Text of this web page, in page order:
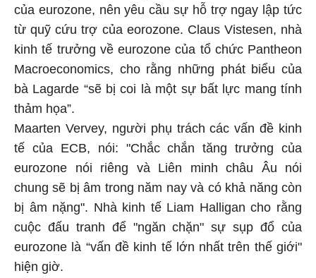
của eurozone, nên yêu cầu sự hỗ trợ ngay lập tức
từ quỹ cứu trợ của eorozone. Claus Vistesen, nhà
kinh tế trưởng về eurozone của tổ chức Pantheon
Macroeconomics, cho rằng những phát biểu của
bà Lagarde “sẽ bị coi là một sự bất lực mang tính
thảm họa”.
Maarten Vervey, người phụ trách các vấn đề kinh
tế của ECB, nói: "Chắc chắn tăng trưởng của
eurozone nói riêng và Liên minh châu Âu nói
chung sẽ bị âm trong năm nay và có khả năng còn
bị âm nặng". Nhà kinh tế Liam Halligan cho rằng
cuộc đấu tranh để "ngăn chặn" sự sụp đổ của
eurozone là “vấn đề kinh tế lớn nhất trên thế giới"
hiện giờ.